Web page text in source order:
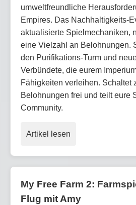
umweltfreundliche
Empires. Das Nachhaltigkeits-
aktualisierte Spielmechaniken,
eine Vielzahl an Belohnungen.
den Purifikations-Turm und
Verbündete, die eurem
Fähigkeiten verleihen. Schaltet
Belohnungen frei und teilt eure
Community.
Artikel lesen
My Free Farm 2:
Flug mit Amy